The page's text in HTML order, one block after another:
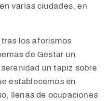
varias ciudades, en
los aforismos
de Gestar un
un tapiz sobre
establecemos en
llenas de ocupaciones